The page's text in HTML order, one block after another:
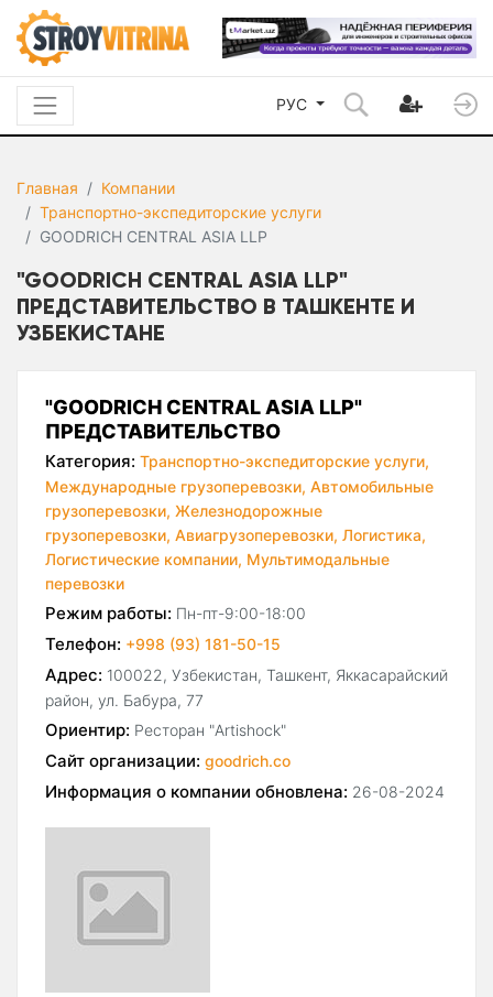
РУС
Главная
Компании
Транспортно-экспедиторские услуги
GOODRICH CENTRAL ASIA LLP
"GOODRICH CENTRAL ASIA LLP"
ПРЕДСТАВИТЕЛЬСТВО В ТАШКЕНТЕ И
УЗБЕКИСТАНЕ
"GOODRICH CENTRAL ASIA LLP"
ПРЕДСТАВИТЕЛЬСТВО
Категория: Транспортно-экспедиторские услуги,
Международные грузоперевозки, Автомобильные
грузоперевозки, Железнодорожные
грузоперевозки, Авиагрузоперевозки, Логистика,
Логистические компании, Мультимодальные
перевозки
Режим работы: Пн-пт-9:00-18:00
Телефон: +998 (93) 181-50-15
Адрес: 100022, Узбекистан, Ташкент, Яккасарайский
район, ул. Бабура, 77
Ориентир: Ресторан "Artishock"
Сайт организации: goodrich.co
Информация о компании обновлена: 26-08-2024